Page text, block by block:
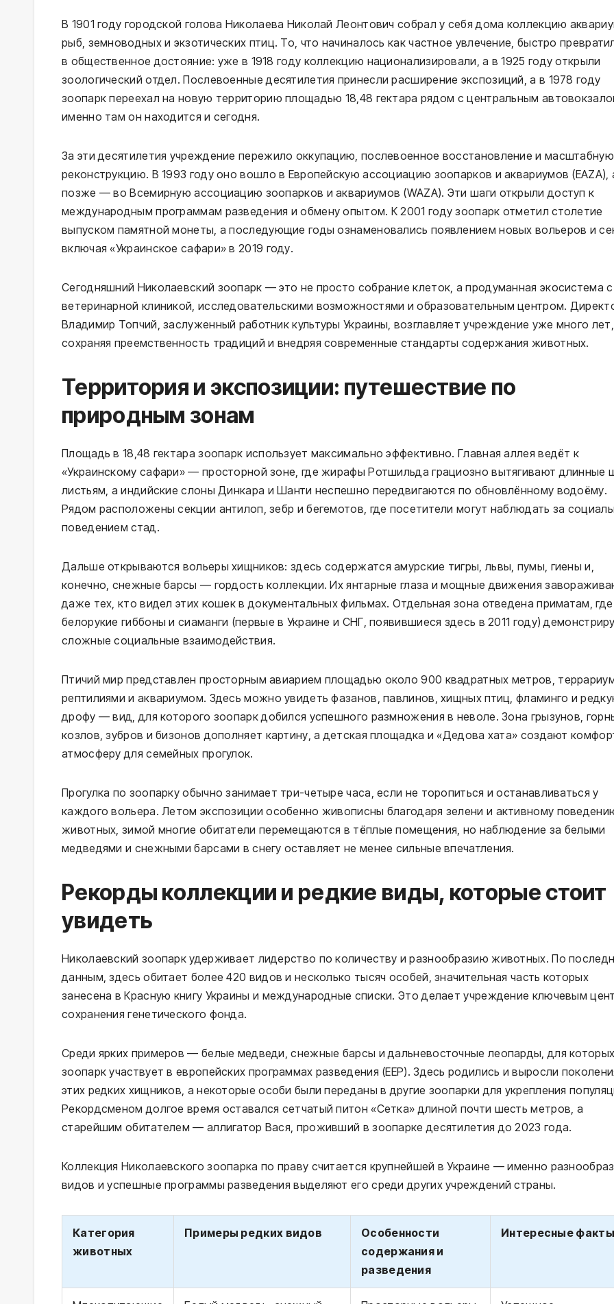
В 1901 году городской голова Николаева Николай Леонтович собрал у себя дома коллекцию
рыб, земноводных и экзотических птиц. То, что начиналось как частное увлечение, быстро
в общественное достояние: уже в 1918 году коллекцию национализировали, а в 1925 году открыли
зоологический отдел. Послевоенные десятилетия принесли расширение экспозиций, а в 1978 году
зоопарк переехал на новую территорию площадью 18,48 гектара рядом с центральным
именно там он находится и сегодня.
За эти десятилетия учреждение пережило оккупацию, послевоенное восстановление и масштабную
реконструкцию. В 1993 году оно вошло в Европейскую ассоциацию зоопарков и аквариумов (EAZA),
позже — во Всемирную ассоциацию зоопарков и аквариумов (WAZA). Эти шаги открыли доступ к
международным программам разведения и обмену опытом. К 2001 году зоопарк отметил столетие
выпуском памятной монеты, а последующие годы ознаменовались появлением новых вольеров и
включая «Украинское сафари» в 2019 году.
Сегодняшний Николаевский зоопарк — это не просто собрание клеток, а продуманная экосистема с
ветеринарной клиникой, исследовательскими возможностями и образовательным центром.
Владимир Топчий, заслуженный работник культуры Украины, возглавляет учреждение уже много лет,
сохраняя преемственность традиций и внедряя современные стандарты содержания животных.
Территория и экспозиции: путешествие по
природным зонам
Площадь в 18,48 гектара зоопарк использует максимально эффективно. Главная аллея ведёт к
«Украинскому сафари» — просторной зоне, где жирафы Ротшильда грациозно вытягивают длинные
листьям, а индийские слоны Динкара и Шанти неспешно передвигаются по обновлённому водоёму.
Рядом расположены секции антилоп, зебр и бегемотов, где посетители могут наблюдать за
поведением стад.
Дальше открываются вольеры хищников: здесь содержатся амурские тигры, львы, пумы, гиены и,
конечно, снежные барсы — гордость коллекции. Их янтарные глаза и мощные движения
даже тех, кто видел этих кошек в документальных фильмах. Отдельная зона отведена приматам, где
белорукие гиббоны и сиаманги (первые в Украине и СНГ, появившиеся здесь в 2011 году)
сложные социальные взаимодействия.
Птичий мир представлен просторным авиарием площадью около 900 квадратных метров,
рептилиями и аквариумом. Здесь можно увидеть фазанов, павлинов, хищных птиц, фламинго и
дрофу — вид, для которого зоопарк добился успешного размножения в неволе. Зона грызунов,
козлов, зубров и бизонов дополняет картину, а детская площадка и «Дедова хата» создают
атмосферу для семейных прогулок.
Прогулка по зоопарку обычно занимает три-четыре часа, если не торопиться и останавливаться у
каждого вольера. Летом экспозиции особенно живописны благодаря зелени и активному
животных, зимой многие обитатели перемещаются в тёплые помещения, но наблюдение за белыми
медведями и снежными барсами в снегу оставляет не менее сильные впечатления.
Рекорды коллекции и редкие виды, которые стоит
увидеть
Николаевский зоопарк удерживает лидерство по количеству и разнообразию животных. По
данным, здесь обитает более 420 видов и несколько тысяч особей, значительная часть которых
занесена в Красную книгу Украины и международные списки. Это делает учреждение ключевым
сохранения генетического фонда.
Среди ярких примеров — белые медведи, снежные барсы и дальневосточные леопарды, для которых
зоопарк участвует в европейских программах разведения (EEP). Здесь родились и выросли
этих редких хищников, а некоторые особи были переданы в другие зоопарки для укрепления
Рекордсменом долгое время оставался сетчатый питон «Сетка» длиной почти шесть метров, а
старейшим обитателем — аллигатор Вася, проживший в зоопарке десятилетия до 2023 года.
Коллекция Николаевского зоопарка по праву считается крупнейшей в Украине — именно
видов и успешные программы разведения выделяют его среди других учреждений страны.
Категория
животных
Примеры редких видов
Особенности
содержания и
разведения
Интересные факты